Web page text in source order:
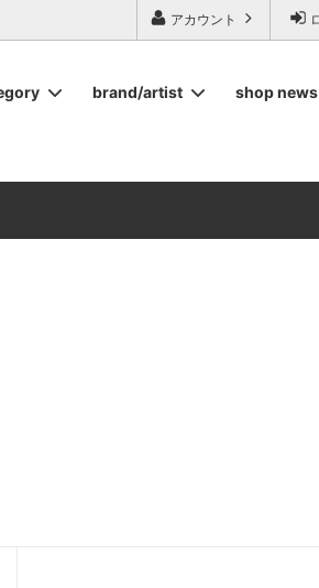
ジ食器,雅峰窯やソルテグラスジュエリー
アカウント
brand/artist shop news